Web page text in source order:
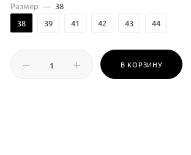
Размер — 38
38
39 41 42 43 44
В КОРЗИНУ